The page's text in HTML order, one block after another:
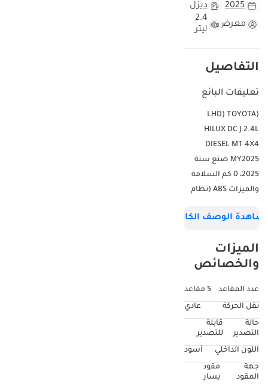
2025
ديزل
معرض
2.4
ليتر
التفاصيل
تعليقات البائع
(LHD) TOYOTA
HILUX DC J 2.4L
DIESEL MT 4X4
MY2025 صنع سنة
2025، 0 كم السلامة
والميزات ABS (نظام
للانغلاق) وسائد
الراكب الأمامي + ركبة
السائق المقاعد
محدد للقوة المقاعد
الخلفية: ELR بثلاث
TVSS الميزات الداخلية
مكبرات الصوت:
الوصف الكامل
الميزات
والخصائص
عدد المقاعد
5 مقاعد
نقل الحركة
عادي
حالة
التصدير
قابلة
للتصدير
اللون الداخلي
أسود
جهة
المقود
مقود
يسار